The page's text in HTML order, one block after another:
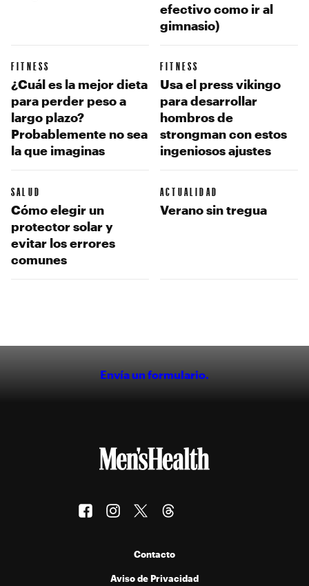
efectivo como ir al
gimnasio)
FITNESS
¿Cuál es la mejor dieta
para perder peso a
largo plazo?
Probablemente no sea
la que imaginas
FITNESS
Usa el press vikingo
para desarrollar
hombros de
strongman con estos
ingeniosos ajustes
SALUD
Cómo elegir un
protector solar y
evitar los errores
comunes
ACTUALIDAD
Verano sin tregua
Envía un formulario.
Contacto
Aviso de Privacidad